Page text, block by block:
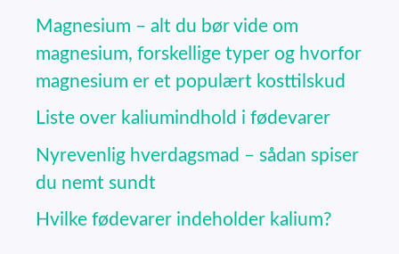
Magnesium – alt du bør vide om
magnesium, forskellige typer og hvorfor
magnesium er et populært kosttilskud
Liste over kaliumindhold i fødevarer
Nyrevenlig hverdagsmad – sådan spiser
du nemt sundt
Hvilke fødevarer indeholder kalium?